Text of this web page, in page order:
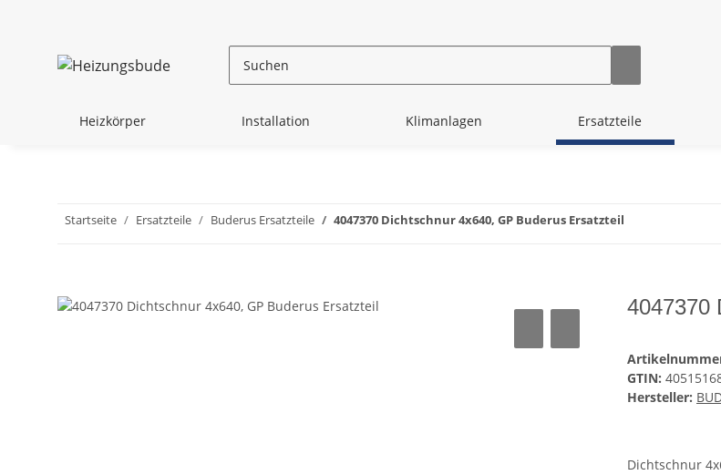
Heizkörper Installation Klimanlagen Ersatzteile
Startseite Ersatzteile Buderus Ersatzteile 4047370 Dichtschnur 4x640, GP Buderus Ersatzteil
4047370
GTIN:
Hersteller:
Dichtschnur